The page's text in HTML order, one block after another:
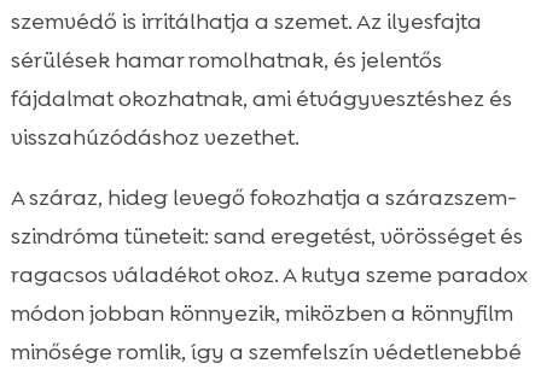
szemvédő is irritálhatja a szemet. Az ilyesfajta
sérülések hamar romolhatnak, és jelentős
fájdalmat okozhatnak, ami étvágyvesztéshez és
visszahúzódáshoz vezethet.
A száraz, hideg levegő fokozhatja a szárazszem-
szindróma tüneteit: sand eregetést, vörösséget és
ragacsos váladékot okoz. A kutya szeme paradox
módon jobban könnyezik, miközben a könnyfilm
minősége romlik, így a szemfelszín védetlenebbé